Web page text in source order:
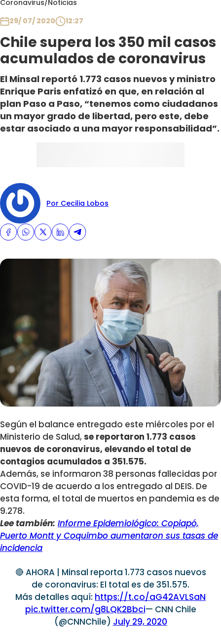
Coronavirus/Noticias
29/ 07/ 2020
12:27
Chile supera los 350 mil casos
acumulados de coronavirus
El Minsal reportó 1.773 casos nuevos y ministro
Enrique Paris enfatizó en que, en relación al
plan Paso a Paso, “tenemos como ciudadanos
un mayor grado de libertad, pero este, debe
estar asociado a una mayor responsabilidad”.
Por Cecilia Lobos
Según el balance entregado este miércoles por el
Ministerio de Salud,se reportaron 1.773 casos
nuevos de coronavirus, elevando el total de
contagios acumulados a 351.575.
Además, se informaron 38 personas fallecidas por
COVID-19 de acuerdo a los entregado al DEIS. De
esta forma, el total de muertos en pandemia es de
9.278.
Lee también: Informe Epidemiológico: Copiapó,
Puerto Montt y Coquimbo aumentaron sus tasas de
incidencia
🔴 AHORA | Minsal reporta 1.773 casos nuevos
de coronavirus: El total es de 351.575.
Más detalles aquí: https://t.co/aG42AVLSaN
pic.twitter.com/g8LQK2Bbci— CNN Chile
(@CNNChile) July 29, 2020
Club De La Comedia
Contigo en Directo
Plan Perfecto
El Tiempo
Sabingo
Todos Los Programas